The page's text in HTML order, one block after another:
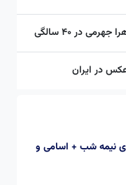
در ۴۰ سالگی
در ایران
نیمه شب + اسامی و